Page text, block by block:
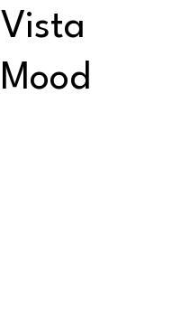
Vista
Mood